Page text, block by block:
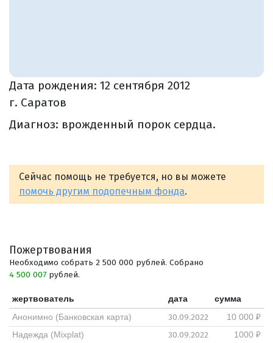
Дата рождения: 12 сентября 2012
г. Саратов
Диагноз: врожденный порок сердца.
Сейчас помощь не требуется, но вы можете
помочь другим подопечным фонда.
Пожертвования
Необходимо собрать 2 500 000 рублей. Собрано
4 500 007 рублей.
жертвователь дата
сумма
Анонимно (Банковская карта)
30.09.2022
10 000 ₽
Надежда (Mixplat)
30.09.2022
1000 ₽